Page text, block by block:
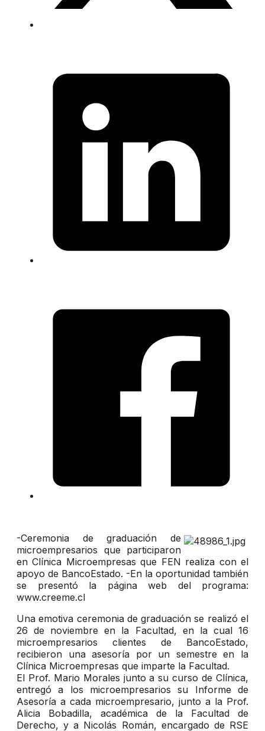
-Ceremonia de graduación de
microempresarios que participaron
en Clínica Microempresas que FEN realiza con el
apoyo de BancoEstado. -En la oportunidad también
se presentó la página web del programa:
www.creeme.cl
Una emotiva ceremonia de graduación se realizó el
26 de noviembre en la Facultad, en la cual 16
microempresarios clientes de BancoEstado,
recibieron una asesoría por un semestre en la
Clínica Microempresas que imparte la Facultad.
El Prof. Mario Morales junto a su curso de Clínica,
entregó a los microempresarios su Informe de
Asesoría a cada microempresario, junto a la Prof.
Alicia Bobadilla, académica de la Facultad de
Derecho, y a Nicolás Román, encargado de RSE